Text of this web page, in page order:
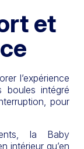
et
l’expérience
boules intégré
pour
la Baby
intérieur qu’en